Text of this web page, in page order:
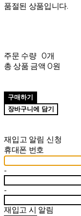
품절된 상품입니다.
주문 수량 0개
총 상품 금액 0원
구매하기
장바구니에 담기
재입고 알림 신청
휴대폰 번호
-
-
재입고 시 알림